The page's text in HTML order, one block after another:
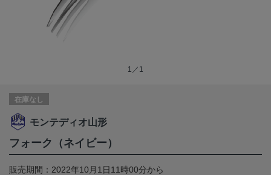
1／1
在庫なし
モンテディオ山形
フォーク（ネイビー）
販売期間：2022年10月1日11時00分から